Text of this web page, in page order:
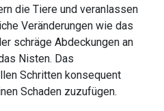
die Tiere und veranlassen
Veränderungen wie das
schräge Abdeckungen an
Nisten. Das
Schritten konsequent
Schaden zuzufügen.